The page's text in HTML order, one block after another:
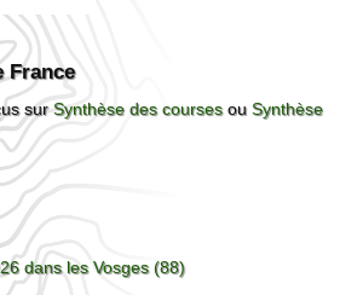
France
surSynthèse des coursesouSynthèse
dans les Vosges (88)